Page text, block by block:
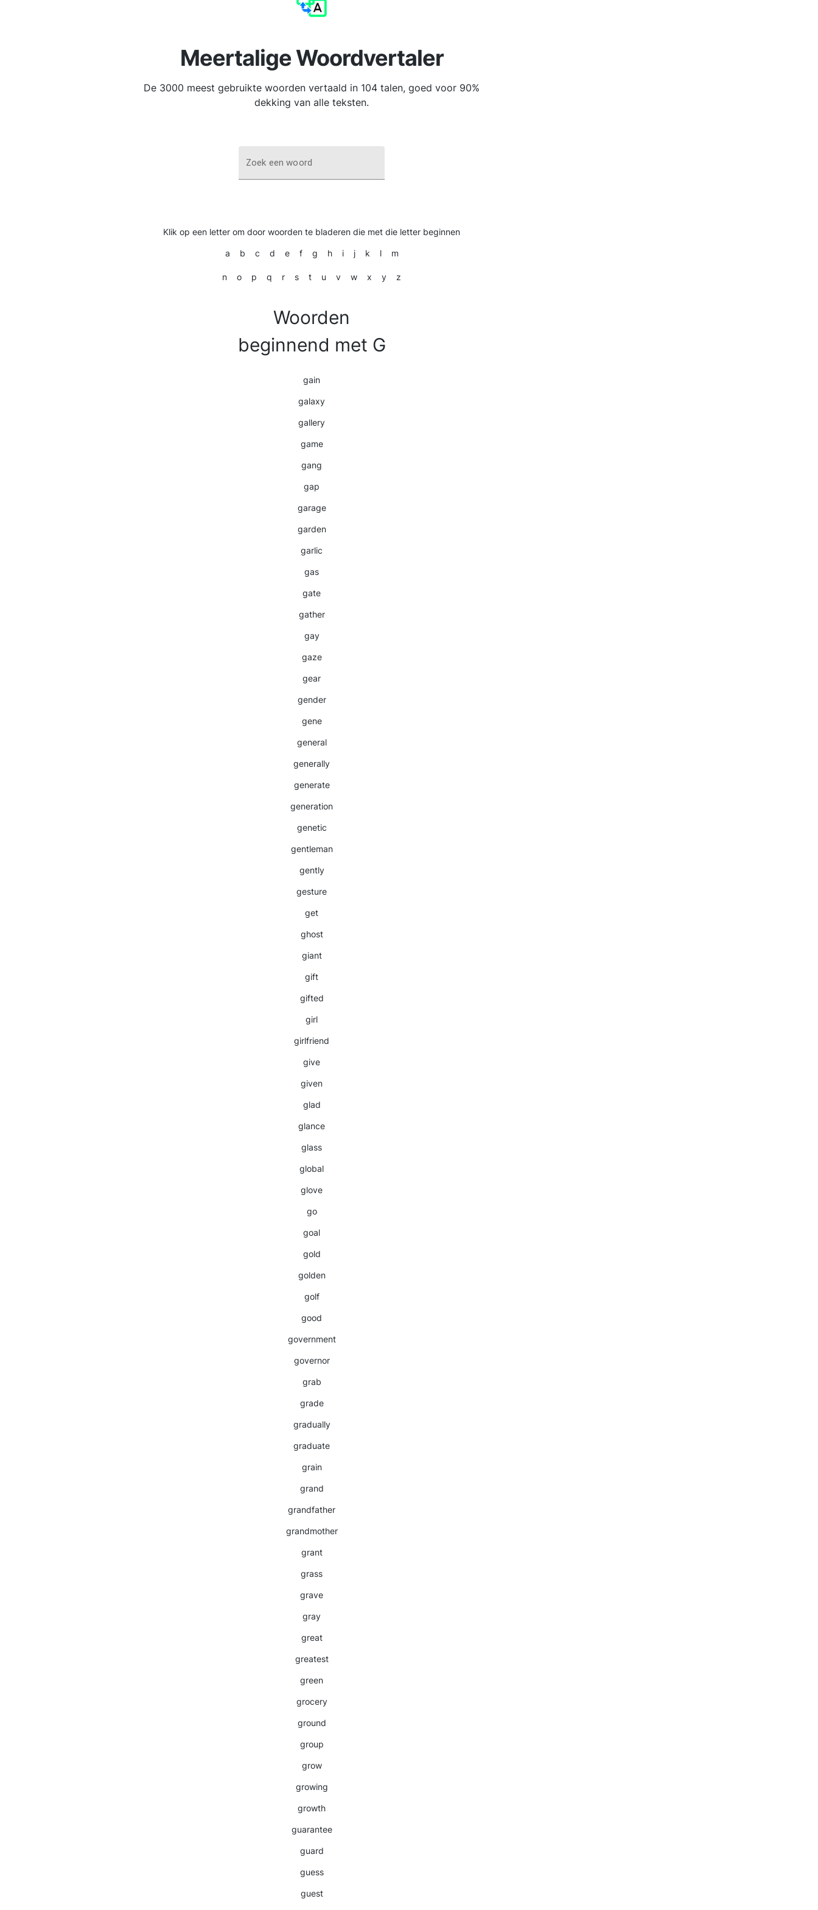
Meertalige Woordvertaler
De 3000 meest gebruikte woorden vertaald in 104 talen, goed voor 90%
dekking van alle teksten.
Zoek een woord
Klik op een letter om door woorden te bladeren die met die letter beginnen
a b c d e f g h i j k l m
n o p q r s t u v w x y z
Woorden
beginnend met G
gain
galaxy
gallery
game
gang
gap
garage
garden
garlic
gas
gate
gather
gay
gaze
gear
gender
gene
general
generally
generate
generation
genetic
gentleman
gently
gesture
get
ghost
giant
gift
gifted
girl
girlfriend
give
given
glad
glance
glass
global
glove
go
goal
gold
golden
golf
good
government
governor
grab
grade
gradually
graduate
grain
grand
grandfather
grandmother
grant
grass
grave
gray
great
greatest
green
grocery
ground
group
grow
growing
growth
guarantee
guard
guess
guest